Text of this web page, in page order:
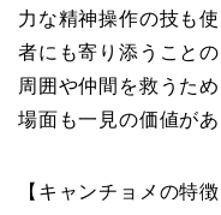
力な精神操作の技も
者にも寄り添うこと
周囲や仲間を救うた
場面も一見の価値があ
【キャンチョメの特徴